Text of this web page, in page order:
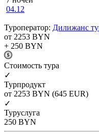
04.12
Туроператор: Дилижанс
от 2253 BYN
+ 250 BYN
Cтоимость тура
✓
Турпродукт
от 2253 BYN (645 EUR)
✓
Туруслуга
250 BYN